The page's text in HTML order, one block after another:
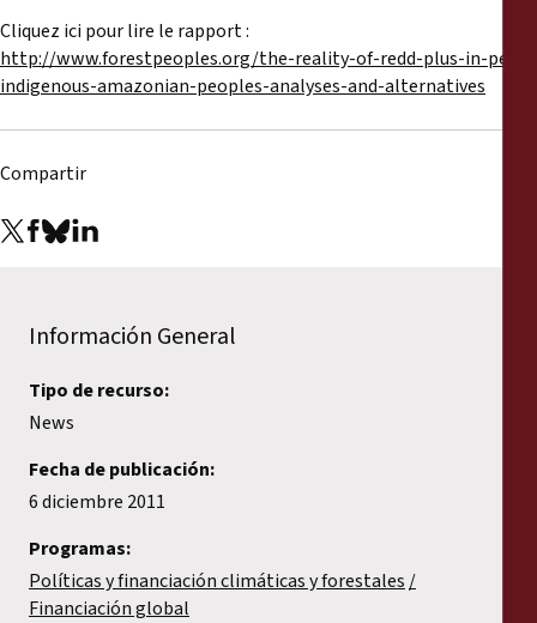
Cliquez ici pour lire le rapport :
http://www.forestpeoples.org/the-reality-of-redd-plus-in-peru-
indigenous-amazonian-peoples-analyses-and-alternatives
Compartir
Información General
Tipo de recurso:
News
Fecha de publicación:
6 diciembre 2011
Programas:
Políticas y financiación climáticas y forestales
Financiación global